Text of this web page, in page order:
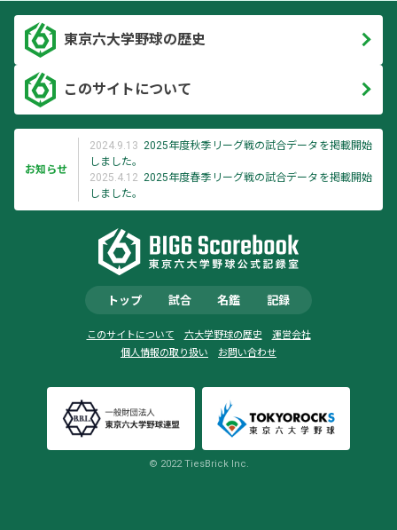
東京六大学野球の歴史
このサイトについて
お知らせ
2024.9.13 2025年度秋季リーグ戦の試合データを掲載開始
しました。
2025.4.12 2025年度春季リーグ戦の試合データを掲載開始
しました。
トップ 試合 名鑑 記録
このサイトについて 六大学野球の歴史
運営会社
個人情報の取り扱い
お問い合わせ
© 2022 TiesBrick Inc.